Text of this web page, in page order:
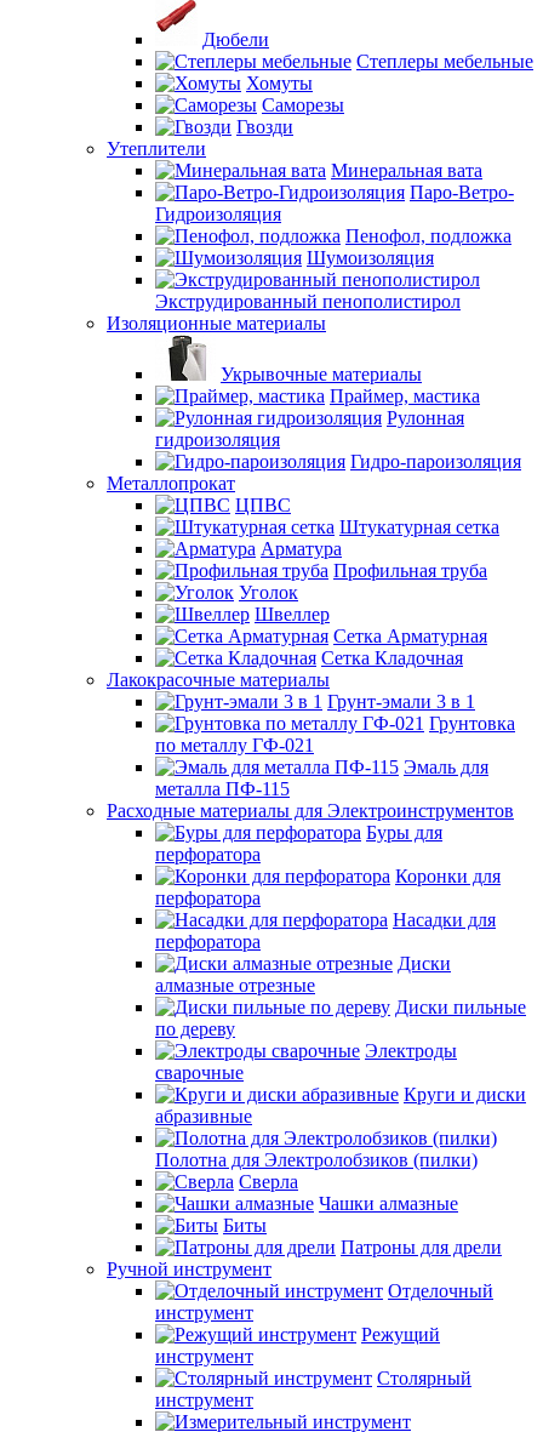
Дюбели
Степлеры мебельные
Хомуты
Саморезы
Гвозди
Утеплители
Минеральная вата
Паро-Ветро-
Гидроизоляция
Пенофол, подложка
Шумоизоляция
Экструдированный пенополистирол
Изоляционные материалы
Укрывочные материалы
Праймер, мастика
Рулонная
гидроизоляция
Гидро-пароизоляция
Металлопрокат
ЦПВС
Штукатурная сетка
Арматура
Профильная труба
Уголок
Швеллер
Сетка Арматурная
Сетка Кладочная
Лакокрасочные материалы
Грунт-эмали 3 в 1
Грунтовка
по металлу ГФ-021
Эмаль для
металла ПФ-115
Расходные материалы для Электроинструментов
Буры для
перфоратора
Коронки для
перфоратора
Насадки для
перфоратора
Диски
алмазные отрезные
Диски пильные
по дереву
Электроды
сварочные
Круги и диски
абразивные
Полотна для Электролобзиков (пилки)
Сверла
Чашки алмазные
Биты
Патроны для дрели
Ручной инструмент
Отделочный
инструмент
Режущий
инструмент
Столярный
инструмент